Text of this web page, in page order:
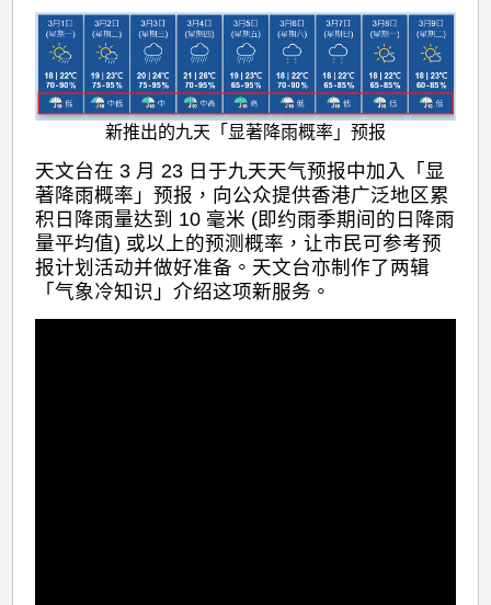
新推出的九天「显著降雨概率」预报
天文台在 3 月 23 日于九天天气预报中加入「显
著降雨概率」预报，向公众提供香港广泛地区累
积日降雨量达到 10 毫米 (即约雨季期间的日降雨
量平均值) 或以上的预测概率，让市民可参考预
报计划活动并做好准备。天文台亦制作了两辑
「气象冷知识」介绍这项新服务。